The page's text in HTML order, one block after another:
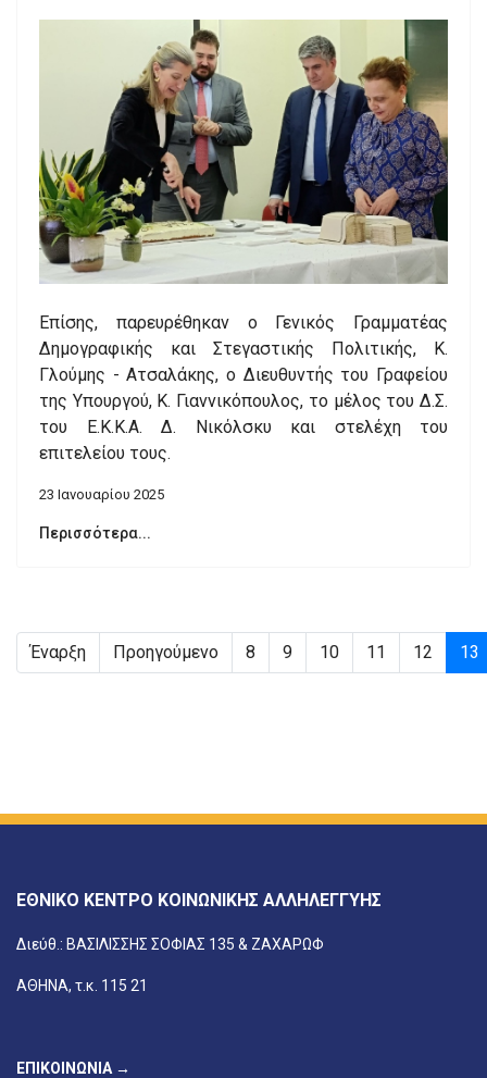
Επίσης, παρευρέθηκαν ο Γενικός Γραμματέας
Δημογραφικής και Στεγαστικής Πολιτικής, Κ.
Γλούμης - Ατσαλάκης, ο Διευθυντής του Γραφείου
της Υπουργού, Κ. Γιαννικόπουλος, το μέλος του Δ.Σ.
του Ε.Κ.Κ.Α. Δ. Νικόλσκυ και στελέχη του
επιτελείου τους.
23 Ιανουαρίου 2025
Περισσότερα...
Έναρξη Προηγούμενο 8 9 10 11 12 13
ΕΘΝΙΚΟ ΚΕΝΤΡΟ ΚΟΙΝΩΝΙΚΗΣ ΑΛΛΗΛΕΓΓΥΗΣ
Διεύθ.: ΒΑΣΙΛΙΣΣΗΣ ΣΟΦΙΑΣ 135 & ΖΑΧΑΡΩΦ
ΑΘΗΝΑ, τ.κ. 115 21
ΕΠΙΚΟΙΝΩΝΙΑ →